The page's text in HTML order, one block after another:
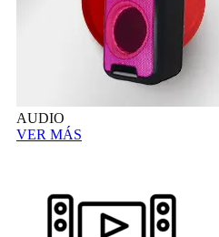
AUDIO
VER MÁS